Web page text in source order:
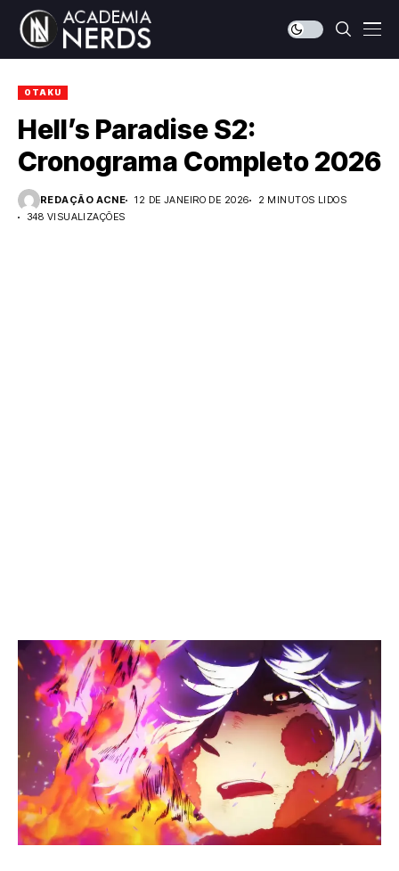
OTAKU
Hell’s Paradise S2:
Cronograma Completo 2026
REDAÇÃO ACNE 12 DE JANEIRO DE 2026
2 MINUTOS LIDOS
348 VISUALIZAÇÕES